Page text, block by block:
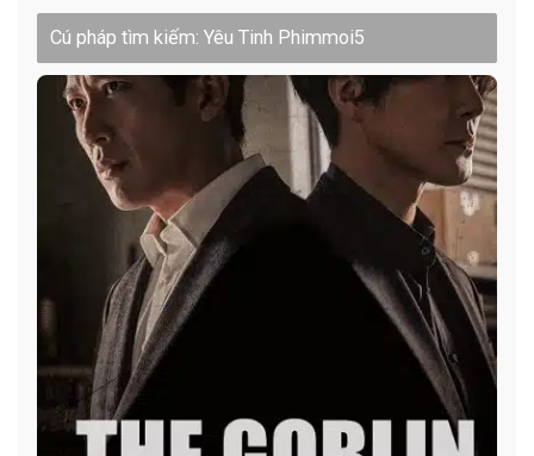
Cú pháp tìm kiếm: Yêu Tinh Phimmoi5